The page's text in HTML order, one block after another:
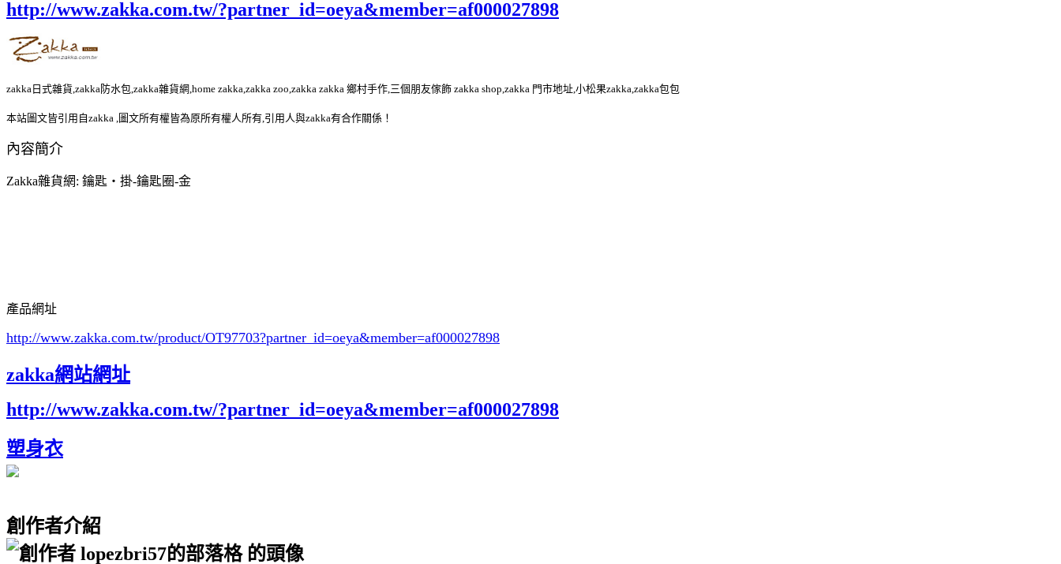
http://www.zakka.com.tw/?partner_id=oeya&member=af000027898
zakka日式雜貨,zakka防水包,zakka雜貨網,home zakka,zakka zoo,zakka zakka 鄉村手作,三個朋友傢飾 zakka shop,zakka 門市地址,小松果zakka,zakka包包
本站圖文皆引用自zakka ,圖文所有權皆為原所有權人所有,引用人與zakka有合作關係！
內容簡介
Zakka雜貨網: 鑰匙‧掛-鑰匙圈-金
產品網址
http://www.zakka.com.tw/product/OT97703?partner_id=oeya&member=af000027898
zakka網站網址
http://www.zakka.com.tw/?partner_id=oeya&member=af000027898
塑身衣
創作者介紹